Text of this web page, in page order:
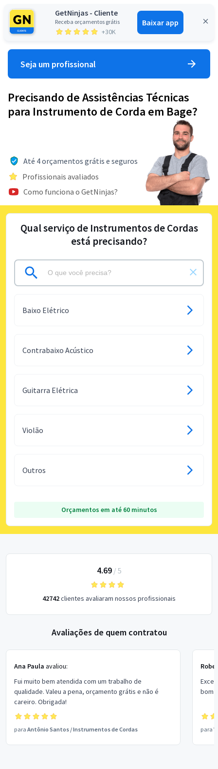
GetNinjas - Cliente
Receba orçamentos grátis
+30K
Baixar app
Entrar
Seja um profissional
Precisando de Assistências Técnicas
para Instrumento de Corda em Bage?
Até 4 orçamentos grátis e seguros
Profissionais avaliados
Como funciona o GetNinjas?
Qual serviço de Instrumentos de Cordas
está precisando?
Baixo Elétrico
Contrabaixo Acústico
Guitarra Elétrica
Violão
Outros
Orçamentos em até 60 minutos
4.69/ 5
42742clientes avaliaram nossos profissionais
Avaliações de quem contratou
Ana Paula avaliou:
Fui muito bem atendida com um trabalho de
qualidade. Valeu a pena, orçamento grátis e não é
careiro. Obrigada!
para Antônio Santos /Instrumentos de Cordas
bom
para